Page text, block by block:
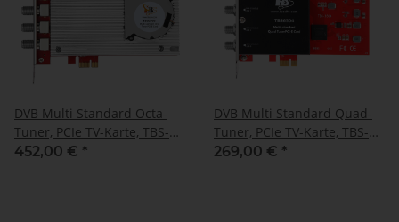
DVB Multi Standard Octa-
Tuner, PCIe TV-Karte, TBS-
6508
452,00 € *
DVB Multi Standard Quad-
Tuner, PCIe TV-Karte, TBS-
6504
269,00 € *